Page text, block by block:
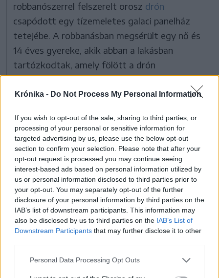
Krónika - Do Not Process My Personal Information
If you wish to opt-out of the sale, sharing to third parties, or
processing of your personal or sensitive information for
targeted advertising by us, please use the below opt-out
section to confirm your selection. Please note that after your
opt-out request is processed you may continue seeing
interest-based ads based on personal information utilized by
us or personal information disclosed to third parties prior to
your opt-out. You may separately opt-out of the further
disclosure of your personal information by third parties on the
IAB’s list of downstream participants. This information may
also be disclosed by us to third parties on the IAB’s List of
Downstream Participants that may further disclose it to other
Personal Data Processing Opt Outs
robbanószerrel felszerelt orosz drón
csapódott egy tízemeletes galaci panelház
tetejébe. A robbanásban megsérült egy nő és
14 éves gyereke, akik abban a lakásban
tartózkodtak, amely fölött a drón
becsapódott.
Védelmi Tanács (CSAT) a konstancai orosz
konzulátus bezárásáról és a konzul
kiutasításáról döntött. Az Oroszország által
elkövetett román légtérsértés ügyében
Románia kezdeményezésére az ENSZ
Biztonsági Tanácsa hétfőn este rendkívüli
ülést tartott. A New Yorkban rendezett
tanácskozáson elfogadott nyilatkozatban 56
ország – többségében az Európai Unió és a
az ügy kapcsán tanúsított „elfogadhatatlan